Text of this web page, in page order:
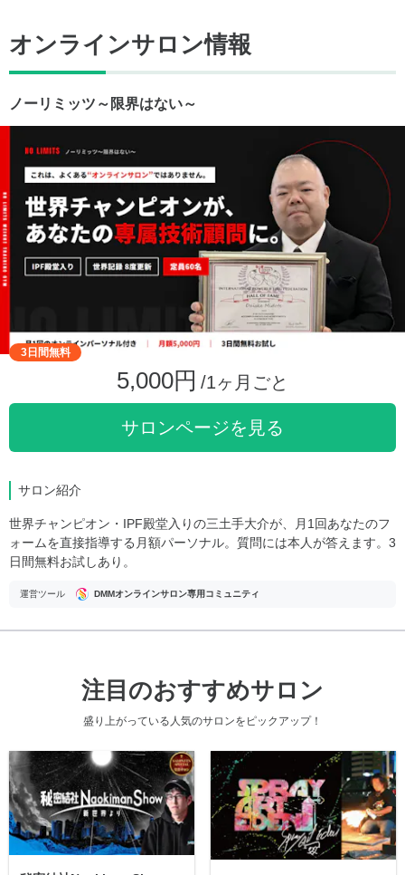
オンラインサロン情報
ノーリミッツ～限界はない～
3日間無料
5,000円 /1ヶ月ごと
サロンページを見る
サロン紹介
世界チャンピオン・IPF殿堂入りの三土手大介が、月1回あなたのフ
ォームを直接指導する月額パーソナル。質問には本人が答えます。3
日間無料お試しあり。
運営ツール DMMオンラインサロン専用コミュニティ
注目のおすすめサロン
盛り上がっている人気のサロンをピックアップ！